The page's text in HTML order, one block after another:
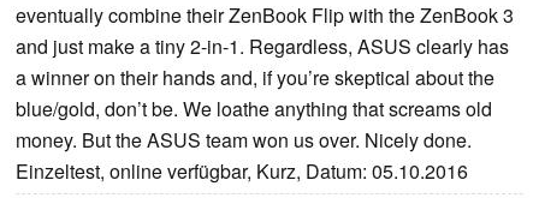
eventually combine their ZenBook Flip with the ZenBook 3
and just make a tiny 2-in-1. Regardless, ASUS clearly has
a winner on their hands and, if you’re skeptical about the
blue/gold, don’t be. We loathe anything that screams old
money. But the ASUS team won us over. Nicely done.
Einzeltest, online verfügbar, Kurz, Datum: 05.10.2016